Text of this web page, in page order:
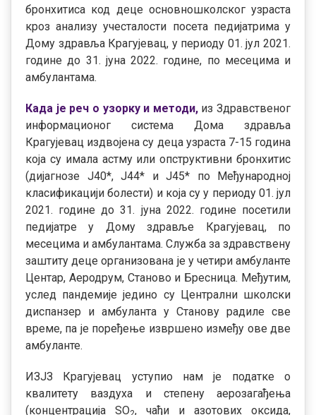
бронхитиса код деце основношколског узраста
кроз анализу учесталости посета педијатрима у
Дому здравља Крагујевац, у периоду 01. јул 2021.
године до 31. јуна 2022. године, по месецима и
амбулантама.
Када је реч о узорку и методи, из Здравственог
информационог система Дома здравља
Крагујевац издвојена су деца узраста 7-15 година
која су имала астму или опструктивни бронхитис
(дијагнозе Ј40*, Ј44* и Ј45* по Међународној
класификацији болести) и која су у периоду 01. јул
2021. године до 31. јуна 2022. године посетили
педијатре у Дому здравље Крагујевац, по
месецима и амбулантама. Служба за здравствену
заштиту деце организована је у четири амбуланте
Центар, Аеродрум, Станово и Бресница. Међутим,
услед пандемије једино су Централни школски
диспанзер и амбуланта у Станову радиле све
време, па је поређење извршено између ове две
амбуланте.
ИЗЈЗ Крагујевац уступио нам је податке о
квалитету ваздуха и степену аерозагађења
(концентрација SO , чађи и азотових оксида,